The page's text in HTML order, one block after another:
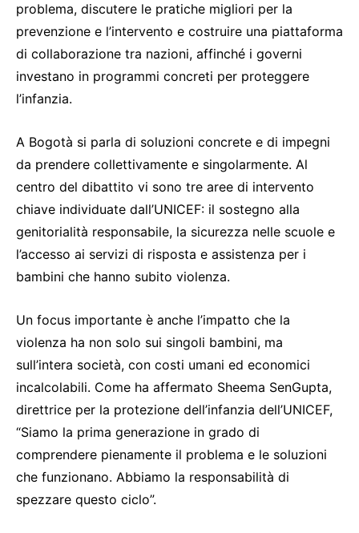
problema, discutere le pratiche migliori per la
prevenzione e l’intervento e costruire una piattaforma
di collaborazione tra nazioni, affinché i governi
investano in programmi concreti per proteggere
l’infanzia.
A Bogotà si parla di soluzioni concrete e di impegni
da prendere collettivamente e singolarmente. Al
centro del dibattito vi sono tre aree di intervento
chiave individuate dall’UNICEF: il sostegno alla
genitorialità responsabile, la sicurezza nelle scuole e
l’accesso ai servizi di risposta e assistenza per i
bambini che hanno subito violenza.
Un focus importante è anche l’impatto che la
violenza ha non solo sui singoli bambini, ma
sull’intera società, con costi umani ed economici
incalcolabili. Come ha affermato Sheema SenGupta,
direttrice per la protezione dell’infanzia dell’UNICEF,
“Siamo la prima generazione in grado di
comprendere pienamente il problema e le soluzioni
che funzionano. Abbiamo la responsabilità di
spezzare questo ciclo”.